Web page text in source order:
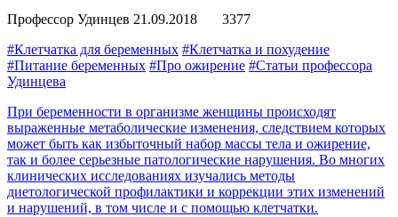
Профессор Удинцев 21.09.2018
3377
#Клетчатка для беременных #Клетчатка и похудение
#Питание беременных #Про ожирение #Статьи профессора
Удинцева
При беременности в организме женщины происходят
выраженные метаболические изменения, следствием которых
может быть как избыточный набор массы тела и ожирение,
так и более серьезные патологические нарушения. Во многих
клинических исследованиях изучались методы
диетологической профилактики и коррекции этих изменений
и нарушений, в том числе и с помощью клетчатки.